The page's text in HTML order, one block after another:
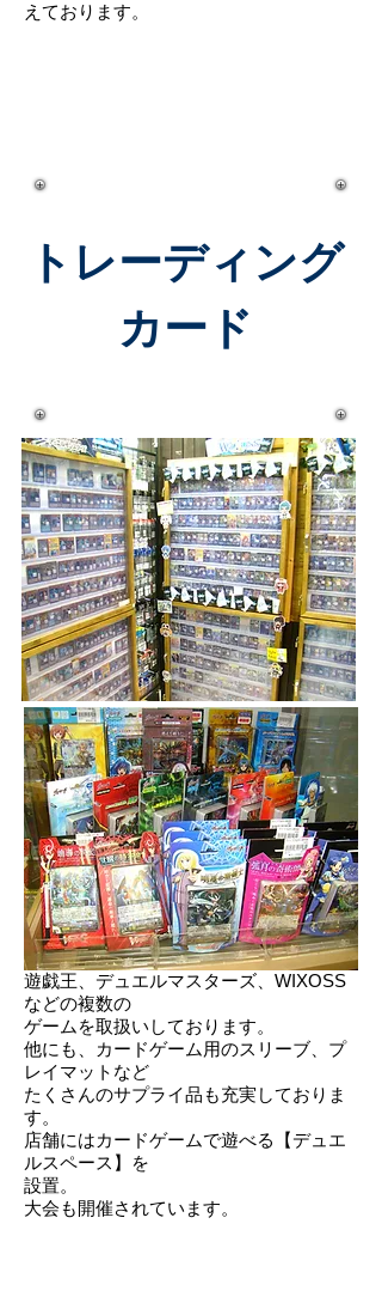
えております。
遊戯王、デュエルマスターズ、WIXOSS
などの複数の
ゲームを取扱いしております。
他にも、カードゲーム用のスリーブ、プ
レイマットなど
たくさんのサプライ品も充実しておりま
す。
店舗にはカードゲームで遊べる【デュエ
ルスペース】を
設置。
大会も開催されています。
​トレーディング
カード